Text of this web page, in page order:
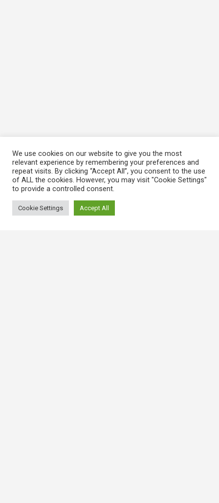
We use cookies on our website to give you the most
relevant experience by remembering your preferences and
repeat visits. By clicking “Accept All”, you consent to the use
of ALL the cookies. However, you may visit "Cookie Settings"
to provide a controlled consent.
Cookie Settings Accept All